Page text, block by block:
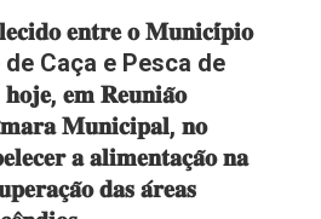
𝐞𝐧𝐭𝐫𝐞 𝐨 𝐌𝐮𝐧𝐢𝐜𝐢́𝐩𝐢𝐨
de Caça e Pesca de
𝐞𝐦 𝐑𝐞𝐮𝐧𝐢𝐚̃𝐨
𝐌𝐮𝐧𝐢𝐜𝐢𝐩𝐚𝐥, 𝐧𝐨
𝐚 𝐚𝐥𝐢𝐦𝐞𝐧𝐭𝐚𝐜̧𝐚̃𝐨 𝐧𝐚
𝐝𝐚𝐬 𝐚́𝐫𝐞𝐚𝐬